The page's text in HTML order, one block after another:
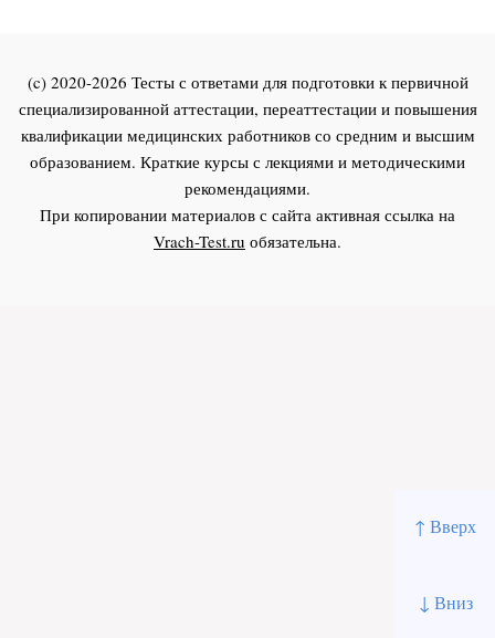
↑ Вверх
↓ Вниз
(c) 2020-2026 Тесты с ответами для подготовки к первичной
специализированной аттестации, переаттестации и повышения
квалификации медицинских работников со средним и высшим
образованием. Краткие курсы с лекциями и методическими
рекомендациями.
При копировании материалов с сайта активная ссылка на
Vrach-Test.ru обязательна.